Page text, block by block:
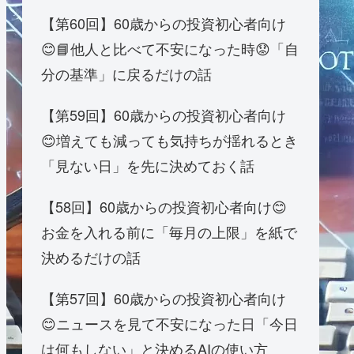
【第60回】60歳からの投資初心者向け
😊📘他人と比べて不安になった時😟「自
分の基準」に戻るだけの話
【第59回】60歳からの投資初心者向け
😊増えても減っても気持ちが揺れるとき
「見ない日」を先に決めておく話
【58回】60歳からの投資初心者向け😊
お金を入れる前に「毎月の上限」を紙で
決めるだけの話
【第57回】60歳からの投資初心者向け
😊ニュースを見て不安になった日「今日
は何もしない」と決めるAIの使い方